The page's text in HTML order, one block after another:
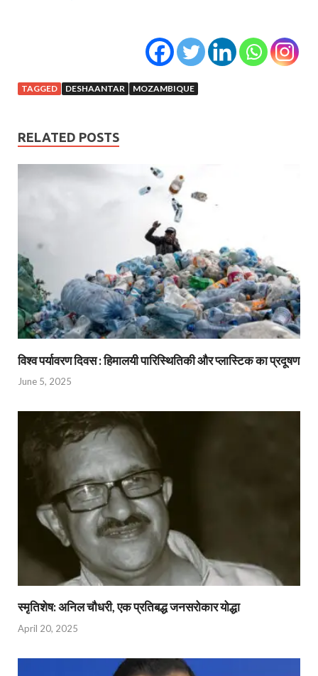
TAGGED DESHAANTAR MOZAMBIQUE
RELATED POSTS
विश्व पर्यावरण दिवस : हिमालयी पारिस्थितिकी और प्लास्टिक का प्रदूषण
June 5, 2025
स्मृतिशेष: अनिल चौधरी, एक प्रतिबद्ध जनसरोकार योद्धा​
April 20, 2025